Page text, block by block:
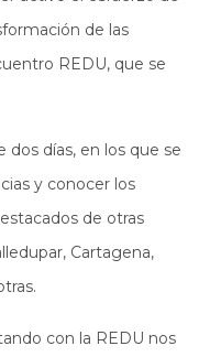
de las
REDU, que se
dos días, en los que se
y conocer los
de otras
Cartagena,
con la REDU nos